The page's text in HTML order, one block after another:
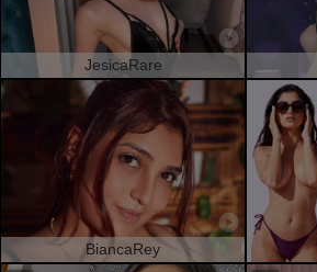
JesicaRare
BiancaRey